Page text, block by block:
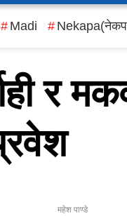
Madi
र
महेश पाण्डे